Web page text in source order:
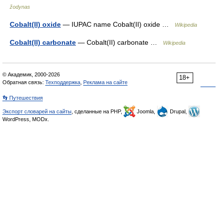
žodynas
Cobalt(II) oxide — IUPAC name Cobalt(II) oxide … Wikipedia
Cobalt(II) carbonate — Cobalt(II) carbonate … Wikipedia
18+
© Академик, 2000-2026
Обратная связь: Техподдержка Реклама на сайте
👣 Путешествия
Экспорт словарей на сайты , сделанные на PHP, Joomla,
Drupal,
WordPress, MODx.